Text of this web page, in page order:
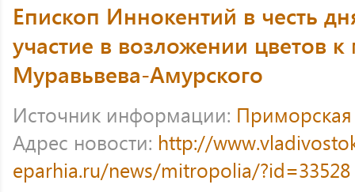
Епископ Иннокентий в честь
участие в возложении цветов
Муравьвева-Амурского
Источник информации:
Адрес новости: http://
eparhia.ru/news/mitropolia/?id=33528